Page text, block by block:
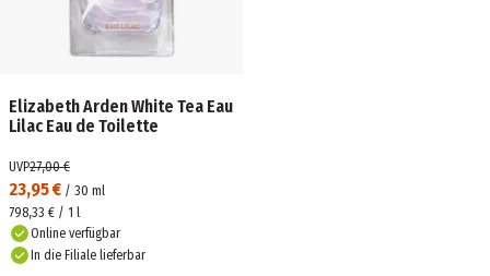
Elizabeth Arden White Tea Eau
Lilac Eau de Toilette
23,95 € / 30 ml
UVP27,00 €
798,33 € / 1 l
Online verfügbar
In die Filiale lieferbar